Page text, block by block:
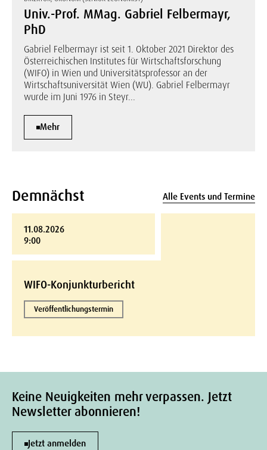
Univ.-Prof. MMag. Gabriel Felbermayr,
PhD
Gabriel Felbermayr ist seit 1. Oktober 2021 Direktor des
Österreichischen Institutes für Wirtschaftsforschung
(WIFO) in Wien und Universitätsprofessor an der
Wirtschaftsuniversität Wien (WU). Gabriel Felbermayr
wurde im Juni 1976 in Steyr...
Mehr
Demnächst Alle Events und Termine
11.08.2026
9:00
WIFO-Konjunkturbericht
Veröffentlichungstermin
Keine Neuigkeiten mehr verpassen. Jetzt
Newsletter abonnieren!
Jetzt anmelden